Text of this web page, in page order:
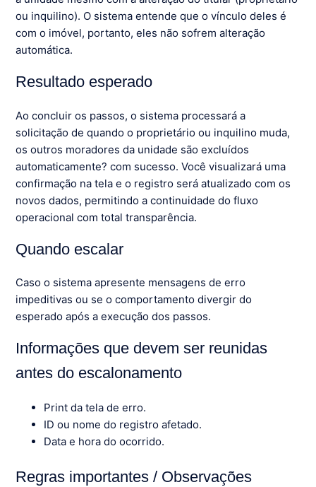
ou inquilino). O sistema entende que o vínculo deles é
com o imóvel, portanto, eles não sofrem alteração
automática.
Resultado esperado
Ao concluir os passos, o sistema processará a
solicitação de quando o proprietário ou inquilino muda,
os outros moradores da unidade são excluídos
automaticamente? com sucesso. Você visualizará uma
confirmação na tela e o registro será atualizado com os
novos dados, permitindo a continuidade do fluxo
operacional com total transparência.
Quando escalar
Caso o sistema apresente mensagens de erro
impeditivas ou se o comportamento divergir do
esperado após a execução dos passos.
Informações que devem ser reunidas
antes do escalonamento
Print da tela de erro.
ID ou nome do registro afetado.
Data e hora do ocorrido.
Regras importantes / Observações